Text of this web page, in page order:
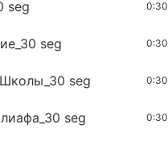
seg 0:30
seg 0:30
seg 0:30
seg 0:30